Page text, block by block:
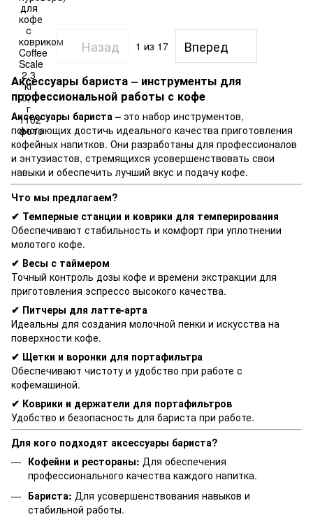
Назад 1 из 17 Вперед
Аксессуары бариста – инструменты для
профессиональной работы с кофе
Аксессуары бариста – это набор инструментов,
помогающих достичь идеального качества приготовления
кофейных напитков. Они разработаны для профессионалов
и энтузиастов, стремящихся усовершенствовать свои
навыки и обеспечить лучший вкус и подачу кофе.
Что мы предлагаем?
✔ Темперные станции и коврики для темперирования
Обеспечивают стабильность и комфорт при уплотнении
молотого кофе.
✔ Весы с таймером
Точный контроль дозы кофе и времени экстракции для
приготовления эспрессо высокого качества.
✔ Питчеры для латте-арта
Идеальны для создания молочной пенки и искусства на
поверхности кофе.
✔ Щетки и воронки для портафильтра
Обеспечивают чистоту и удобство при работе с
кофемашиной.
✔ Коврики и держатели для портафильтров
Удобство и безопасность для бариста при работе.
Для кого подходят аксессуары бариста?
Кофейни и рестораны: Для обеспечения
профессионального качества каждого напитка.
Бариста: Для усовершенствования навыков и
стабильной работы.